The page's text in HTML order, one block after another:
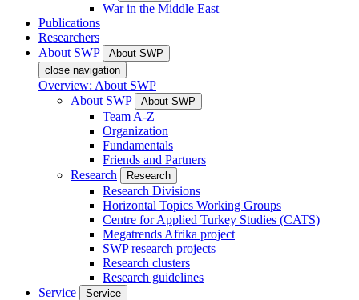
War in the Middle East
Publications
Researchers
About SWP
About SWP
close navigation
Overview: About SWP
About SWP
About SWP
Team A-Z
Organization
Fundamentals
Friends and Partners
Research
Research
Research Divisions
Horizontal Topics Working Groups
Centre for Applied Turkey Studies (CATS)
Megatrends Afrika project
SWP research projects
Research clusters
Research guidelines
Service
Service